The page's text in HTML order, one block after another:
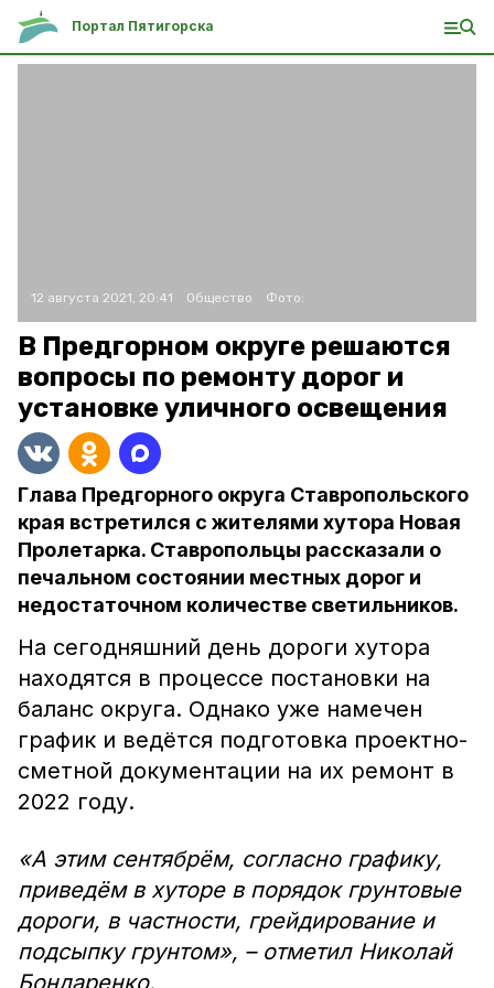
Портал Пятигорска
12 августа 2021, 20:41 Общество Фото:
В Предгорном округе решаются
вопросы по ремонту дорог и
установке уличного освещения
Глава Предгорного округа Ставропольского
края встретился с жителями хутора Новая
Пролетарка. Ставропольцы рассказали о
печальном состоянии местных дорог и
недостаточном количестве светильников.
На сегодняшний день дороги хутора
находятся в процессе постановки на
баланс округа. Однако уже намечен
график и ведётся подготовка проектно-
сметной документации на их ремонт в
2022 году.
«А этим сентябрём, согласно графику,
приведём в хуторе в порядок грунтовые
дороги, в частности, грейдирование и
подсыпку грунтом», – отметил Николай
Бондаренко.